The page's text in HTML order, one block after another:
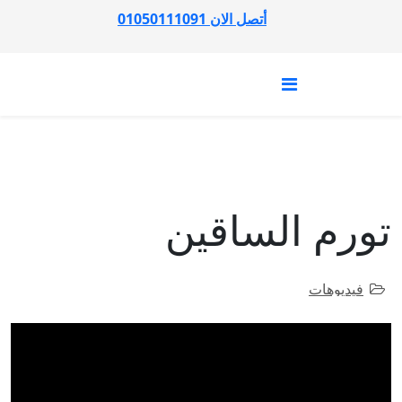
أتصل الان 01050111091
تورم الساقين
فيديوهات